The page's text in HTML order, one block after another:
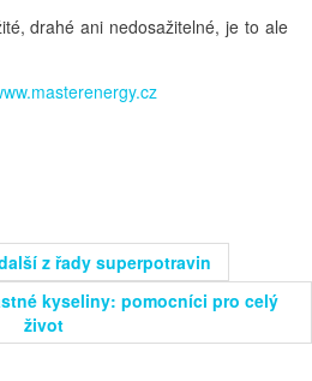
drahé ani nedosažitelné, je to ale
z řady superpotravin
kyseliny: pomocníci pro celý
život